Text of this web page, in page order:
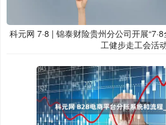
科元网 7·8 | 锦泰财险贵州分公司开展
工健步走工会活